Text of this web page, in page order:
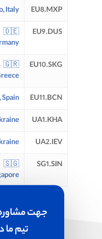
EU8.MXP
Italy
EU9.DUS
🇩🇪
EU10.SKG
🇬🇷
EU11.BCN
UA1.KHA
UA2.IEV
SG1.SIN
🇸🇬
جهت مشاوره
تیم ما